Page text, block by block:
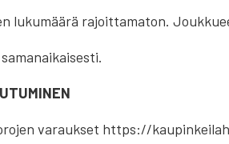
lukumäärä rajoittamaton.
varaukset https://